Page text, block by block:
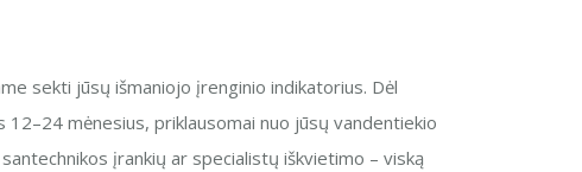
sekti jūsų išmaniojo įrenginio indikatorius. Dėl
mėnesius, priklausomai nuo jūsų vandentiekio
įrankių ar specialistų iškvietimo – viską